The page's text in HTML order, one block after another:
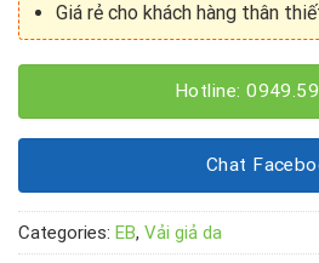
Giá rẻ cho khách hàng thân
Hotline:
Chat
Categories: EB, Vải giả da